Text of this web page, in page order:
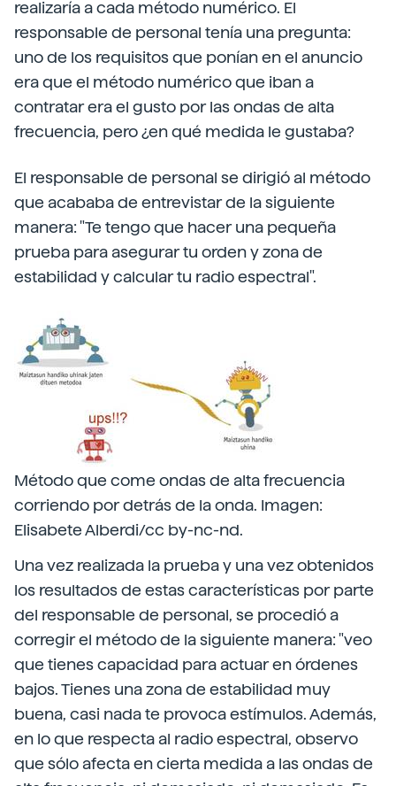
realizaría a cada método numérico. El
responsable de personal tenía una pregunta:
uno de los requisitos que ponían en el anuncio
era que el método numérico que iban a
contratar era el gusto por las ondas de alta
frecuencia, pero ¿en qué medida le gustaba?
El responsable de personal se dirigió al método
que acababa de entrevistar de la siguiente
manera: "Te tengo que hacer una pequeña
prueba para asegurar tu orden y zona de
estabilidad y calcular tu radio espectral".
Método que come ondas de alta frecuencia
corriendo por detrás de la onda. Imagen:
Elisabete Alberdi/cc by-nc-nd.
Una vez realizada la prueba y una vez obtenidos
los resultados de estas características por parte
del responsable de personal, se procedió a
corregir el método de la siguiente manera: "veo
que tienes capacidad para actuar en órdenes
bajos. Tienes una zona de estabilidad muy
buena, casi nada te provoca estímulos. Además,
en lo que respecta al radio espectral, observo
que sólo afecta en cierta medida a las ondas de